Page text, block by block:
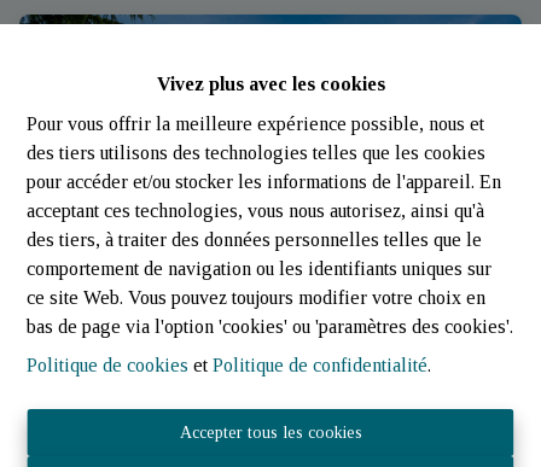
Vivez plus avec les cookies
Pour vous offrir la meilleure expérience possible, nous et
des tiers utilisons des technologies telles que les cookies
pour accéder et/ou stocker les informations de l'appareil. En
acceptant ces technologies, vous nous autorisez, ainsi qu'à
des tiers, à traiter des données personnelles telles que le
comportement de navigation ou les identifiants uniques sur
ce site Web. Vous pouvez toujours modifier votre choix en
bas de page via l'option 'cookies' ou 'paramètres des cookies'.
Politique de cookies etPolitique de confidentialité.
Accepter tous les cookies